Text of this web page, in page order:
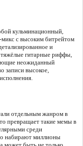
кульминационный,
с высоким битрейтом
и
гитарные риффы,
неожиданный
записи высокое,
отдельным жанром в
превращает такие мемы в
среди
набирают миллионы